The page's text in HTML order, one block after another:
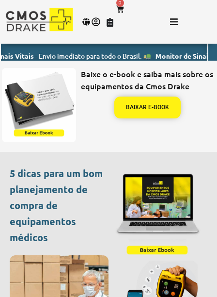
0
- Envio imediato para todo o Brasil. Monitor de Sinais Vitais-
Baixe o e-book e saiba mais sobre os
equipamentos da Cmos Drake
BAIXAR E-BOOK
5 dicas para um bom
planejamento de
compra de
equipamentos
médicos